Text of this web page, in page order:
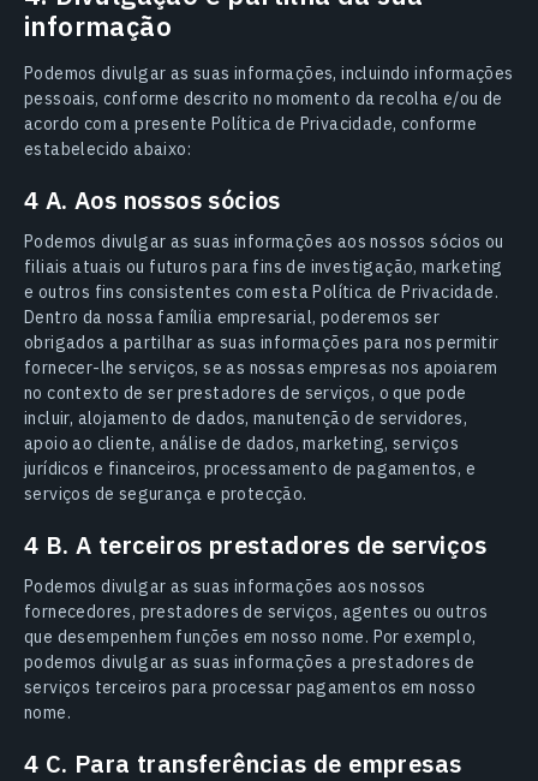
informação
Podemos divulgar as suas informações, incluindo informações
pessoais, conforme descrito no momento da recolha e/ou de
acordo com a presente Política de Privacidade, conforme
estabelecido abaixo:
4 A. Aos nossos sócios
Podemos divulgar as suas informações aos nossos sócios ou
filiais atuais ou futuros para fins de investigação, marketing
e outros fins consistentes com esta Política de Privacidade.
Dentro da nossa família empresarial, poderemos ser
obrigados a partilhar as suas informações para nos permitir
fornecer-lhe serviços, se as nossas empresas nos apoiarem
no contexto de ser prestadores de serviços, o que pode
incluir, alojamento de dados, manutenção de servidores,
apoio ao cliente, análise de dados, marketing, serviços
jurídicos e financeiros, processamento de pagamentos, e
serviços de segurança e protecção.
4 B. A terceiros prestadores de serviços
Podemos divulgar as suas informações aos nossos
fornecedores, prestadores de serviços, agentes ou outros
que desempenhem funções em nosso nome. Por exemplo,
podemos divulgar as suas informações a prestadores de
serviços terceiros para processar pagamentos em nosso
nome.
4 C. Para transferências de empresas